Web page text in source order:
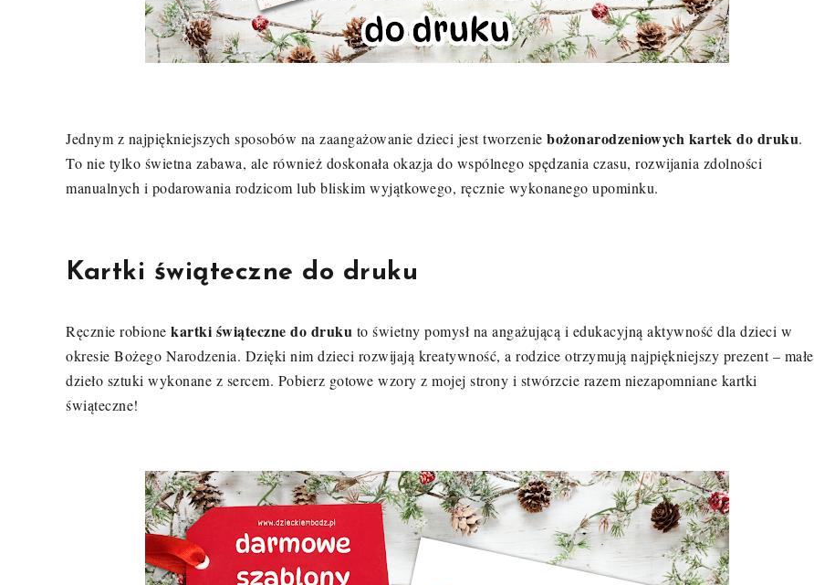
Jednym z najpiękniejszych sposobów na zaangażowanie dzieci jest tworzenie bożonarodzeniowych kartek do druku.
To nie tylko świetna zabawa, ale również doskonała okazja do wspólnego spędzania czasu, rozwijania zdolności
manualnych i podarowania rodzicom lub bliskim wyjątkowego, ręcznie wykonanego upominku.
Kartki świąteczne do druku
Ręcznie robione kartki świąteczne do druku to świetny pomysł na angażującą i edukacyjną aktywność dla dzieci w
okresie Bożego Narodzenia. Dzięki nim dzieci rozwijają kreatywność, a rodzice otrzymują najpiękniejszy prezent – małe
dzieło sztuki wykonane z sercem. Pobierz gotowe wzory z mojej strony i stwórzcie razem niezapomniane kartki
świąteczne!